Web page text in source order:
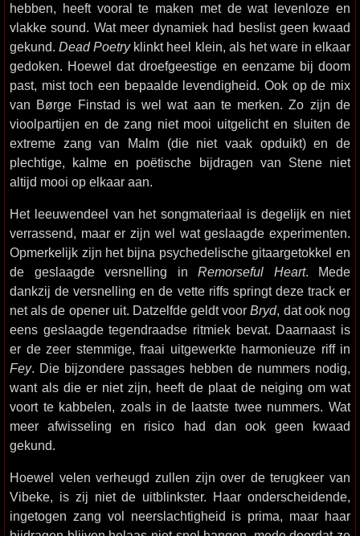
hebben, heeft vooral te maken met de wat levenloze en
vlakke sound. Wat meer dynamiek had beslist geen kwaad
gekund.Dead Poetryklinkt heel klein, als het ware in elkaar
gedoken. Hoewel dat droefgeestige en eenzame bij doom
past, mist toch een bepaalde levendigheid. Ook op de mix
van Børge Finstad is wel wat aan te merken. Zo zijn de
vioolpartijen en de zang niet mooi uitgelicht en sluiten de
extreme zang van Malm (die niet vaak opduikt) en de
plechtige, kalme en poëtische bijdragen van Stene niet
altijd mooi op elkaar aan.
Het leeuwendeel van het songmateriaal is degelijk en niet
verrassend, maar er zijn wel wat geslaagde experimenten.
Opmerkelijk zijn het bijna psychedelische gitaargetokkel en
de geslaagde versnelling in Remorseful Heart. Mede
dankzij de versnelling en de vette riffs springt deze track er
net als de opener uit. Datzelfde geldt voorBryd, dat ook nog
eens geslaagde tegendraadse ritmiek bevat. Daarnaast is
er de zeer stemmige, fraai uitgewerkte harmonieuze riff in
Fey. Die bijzondere passages hebben de nummers nodig,
want als die er niet zijn, heeft de plaat de neiging om wat
voort te kabbelen, zoals in de laatste twee nummers. Wat
meer afwisseling en risico had dan ook geen kwaad
gekund.
Hoewel velen verheugd zullen zijn over de terugkeer van
Vibeke, is zij niet de uitblinkster. Haar onderscheidende,
ingetogen zang vol neerslachtigheid is prima, maar haar